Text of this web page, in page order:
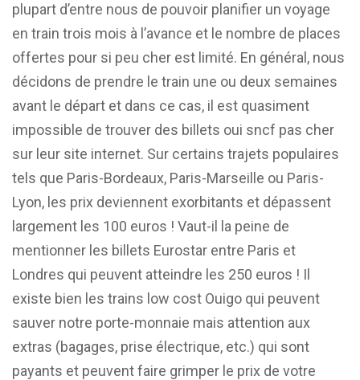
plupart d’entre nous de pouvoir planifier un voyage
en train trois mois à l’avance et le nombre de places
offertes pour si peu cher est limité. En général, nous
décidons de prendre le train une ou deux semaines
avant le départ et dans ce cas, il est quasiment
impossible de trouver des billets oui sncf pas cher
sur leur site internet. Sur certains trajets populaires
tels que Paris-Bordeaux, Paris-Marseille ou Paris-
Lyon, les prix deviennent exorbitants et dépassent
largement les 100 euros ! Vaut-il la peine de
mentionner les billets Eurostar entre Paris et
Londres qui peuvent atteindre les 250 euros ! Il
existe bien les trains low cost Ouigo qui peuvent
sauver notre porte-monnaie mais attention aux
extras (bagages, prise électrique, etc.) qui sont
payants et peuvent faire grimper le prix de votre